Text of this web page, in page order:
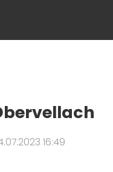
16:49